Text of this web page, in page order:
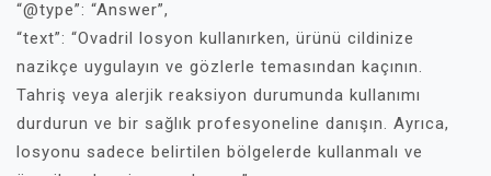
“@type”: “Answer”,
“text”: “Ovadril losyon kullanırken, ürünü cildinize
nazikçe uygulayın ve gözlerle temasından kaçının.
Tahriş veya alerjik reaksiyon durumunda kullanımı
durdurun ve bir sağlık profesyoneline danışın. Ayrıca,
losyonu sadece belirtilen bölgelerde kullanmalı ve